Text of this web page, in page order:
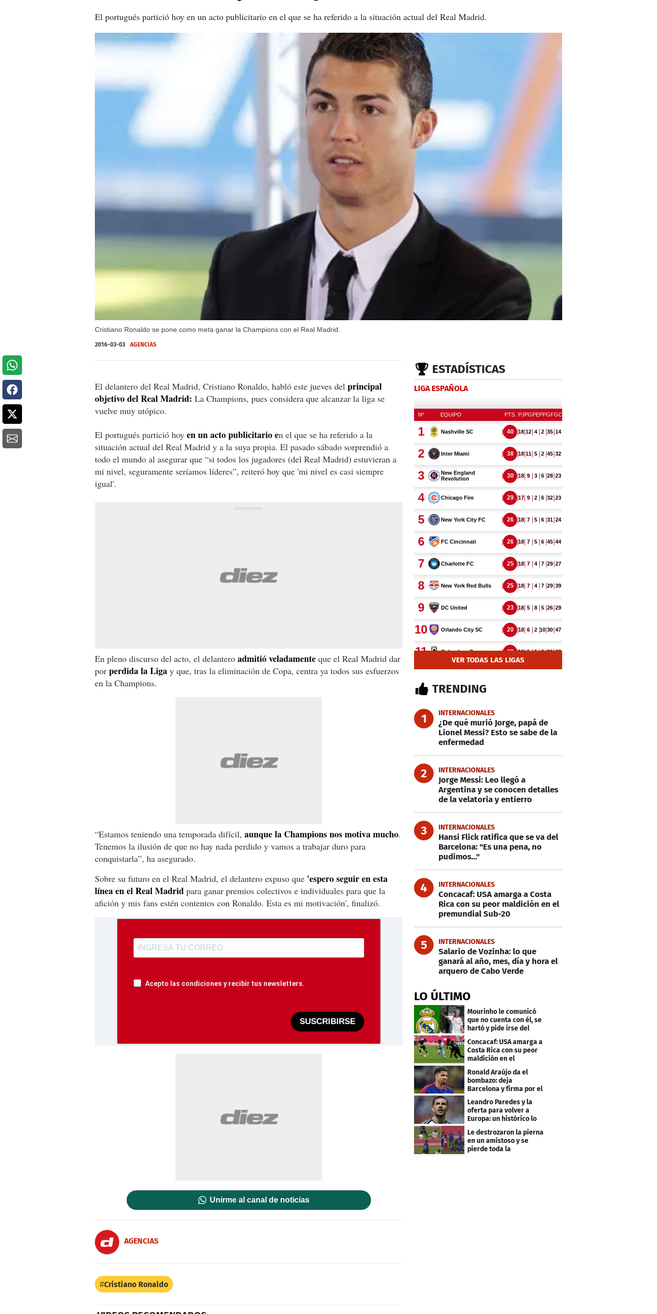
El portugués partició hoy en un acto publicitario en el que se ha referido a la situación actual del Real Madrid.
Cristiano Ronaldo se pone como meta ganar la Champions con el Real Madrid.
X
2016-03-03 AGENCIAS
El delantero del Real Madrid, Cristiano Ronaldo, habló este jueves del principal
objetivo del Real Madrid: La Champions, pues considera que alcanzar la liga se
vuelve muy utópico.
El portugués partició hoy en un acto publicitario en el que se ha referido a la
situación actual del Real Madrid y a la suya propia. El pasado sábado sorprendió a
todo el mundo al asegurar que “si todos los jugadores (del Real Madrid) estuvieran a
mi nivel, seguramente seríamos líderes”, reiteró hoy que 'mi nivel es casi siempre
igual'.
En pleno discurso del acto, el delantero admitió veladamente que el Real Madrid dar
por perdida la Liga y que, tras la eliminación de Copa, centra ya todos sus esfuerzos
en la Champions.
“Estamos teniendo una temporada difícil, aunque la Champions nos motiva mucho.
Tenemos la ilusión de que no hay nada perdido y vamos a trabajar duro para
conquistarla”, ha asegurado.
Sobre su futuro en el Real Madrid, el delantero expuso que 'espero seguir en esta
línea en el Real Madrid para ganar premios colectivos e individuales para que la
afición y mis fans estén contentos con Ronaldo. Esta es mi motivación', finalizó.
Acepto las condiciones y recibir tus newsletters.
SUSCRIBIRSE
Unirme al canal de noticias
AGENCIAS
Cristiano Ronaldo
ESTADÍSTICAS
LIGA ESPAÑOLA
VER TODAS LAS LIGAS
TRENDING
1 INTERNACIONALES
¿De qué murió Jorge, papá de
Lionel Messi? Esto se sabe de la
enfermedad
2 INTERNACIONALES
Jorge Messi: Leo llegó a
Argentina y se conocen detalles
de la velatoria y entierro
3 INTERNACIONALES
Hansi Flick ratifica que se va del
Barcelona: "Es una pena, no
pudimos..."
4 INTERNACIONALES
Concacaf: USA amarga a Costa
Rica con su peor maldición en el
premundial Sub-20
5 INTERNACIONALES
Salario de Vozinha: lo que
ganará al año, mes, día y hora el
arquero de Cabo Verde
LO ÚLTIMO
Mourinho le comunicó
que no cuenta con él, se
hartó y pide irse del
Concacaf: USA amarga a
Costa Rica con su peor
maldición en el
premundial Sub-20
Ronald Araújo da el
bombazo: deja
Barcelona y firma por el
club menos pensado
Leandro Paredes y la
oferta para volver a
Europa: un histórico lo
Le destrozaron la pierna
en un amistoso y se
pierde toda la